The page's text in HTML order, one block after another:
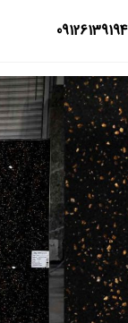
09126139194